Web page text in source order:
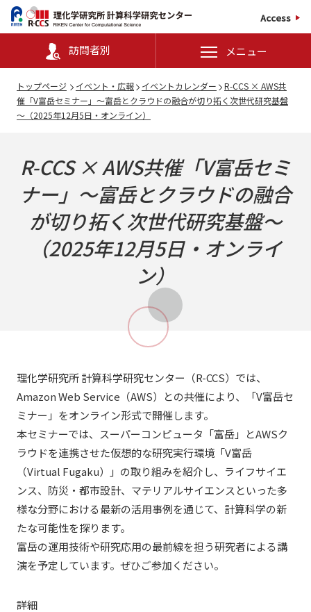
Access
訪問者別 メニュー
トップページ イベント・広報 イベントカレンダー
R-CCS × AWS共
催「V富岳セミナー」～富岳とクラウドの融合が切り拓く次世代研究基盤
～（2025年12月5日・オンライン）
R-CCS × AWS共催「V富岳セミ
ナー」～富岳とクラウドの融合
が切り拓く次世代研究基盤～
（2025年12月5日・オンライ
ン）
理化学研究所 計算科学研究センター（R-CCS）では、
Amazon Web Service（AWS）との共催により、「V富岳セ
ミナー」をオンライン形式で開催します。
本セミナーでは、スーパーコンピュータ「富岳」とAWSク
ラウドを連携させた仮想的な研究実行環境「V富岳
（Virtual Fugaku）」の取り組みを紹介し、ライフサイエ
ンス、防災・都市設計、マテリアルサイエンスといった多
様な分野における最新の活用事例を通じて、計算科学の新
たな可能性を探ります。
富岳の運用技術や研究応用の最前線を担う研究者による講
演を予定しています。ぜひご参加ください。
詳細